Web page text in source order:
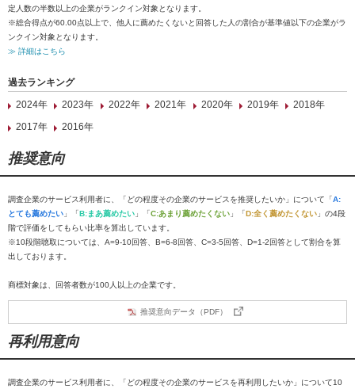
定人数の半数以上の企業がランクイン対象となります。
※総合得点が60.00点以上で、他人に薦めたくないと回答した人の割合が基準値以下の企業がラ
ンクイン対象となります。
≫ 詳細はこちら
過去ランキング
2024年
2023年 2022年 2021年 2020年 2019年
2018年
2017年
2016年
推奨意向
調査企業のサービス利用者に、「どの程度その企業のサービスを推奨したいか」について「A:
とても薦めたい 」「B:まあ薦めたい 」「C:あまり薦めたくない 」「D:全く薦めたくない 」の4段
階で評価をしてもらい比率を算出しています。
※10段階聴取については、A=9-10回答、B=6-8回答、C=3-5回答、D=1-2回答として割合を算
出しております。
商標対象は、回答者数が100人以上の企業です。
推奨意向データ（PDF）
再利用意向
調査企業のサービス利用者に、「どの程度その企業のサービスを再利用したいか」について10